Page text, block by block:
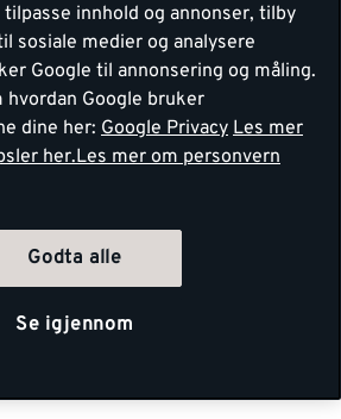
innhold og annonser, tilby
sosiale medier og analysere
Google til annonsering og måling.
hvordan Google bruker
dine her: Google Privacy Les mer
her.Les mer om personvern
Godta alle
Se igjennom